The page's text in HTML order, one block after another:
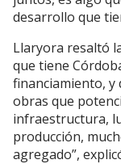
desarrollo que
Llaryora resaltó
que tiene
financiamiento, y
obras que
infraestructura,
producción,
agregado”,